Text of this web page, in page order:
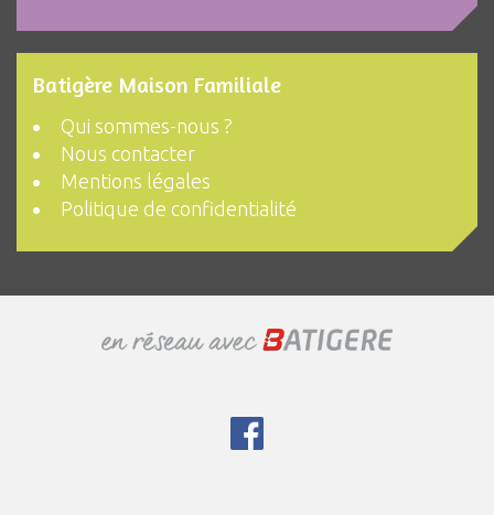
Batigère Maison Familiale
Qui sommes-nous ?
Nous contacter
Mentions légales
Politique de confidentialité